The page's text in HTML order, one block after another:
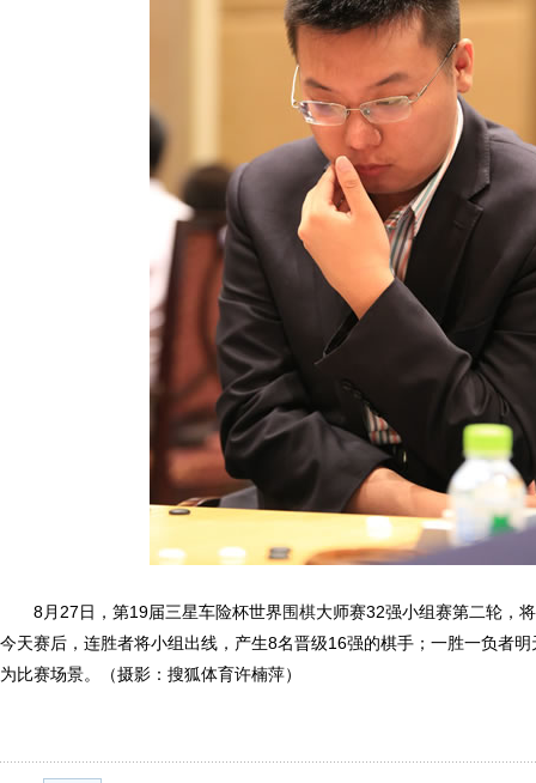
8月27日，第19届三星车险杯世界围棋大师赛32强小组赛第二轮，
今天赛后，连胜者将小组出线，产生8名晋级16强的棋手；一胜一负者
为比赛场景。（摄影：搜狐体育许楠萍）